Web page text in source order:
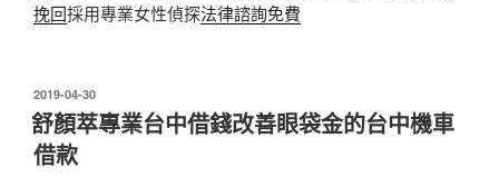
挽回採用專業女性偵探法律諮詢免費
發
佈
於
2019-04-30
舒顏萃專業台中借錢改善眼袋金的台中機車
借款